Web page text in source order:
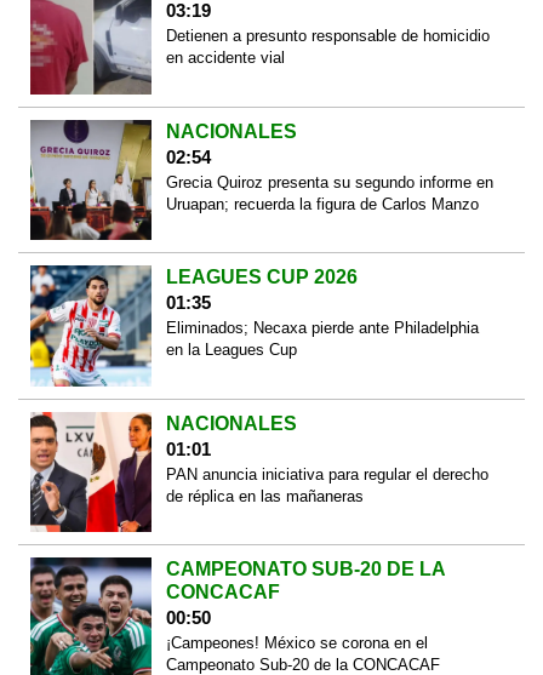
03:19
Detienen a presunto responsable de homicidio
en accidente vial
NACIONALES
02:54
Grecia Quiroz presenta su segundo informe en
Uruapan; recuerda la figura de Carlos Manzo
LEAGUES CUP 2026
01:35
Eliminados; Necaxa pierde ante Philadelphia
en la Leagues Cup
NACIONALES
01:01
PAN anuncia iniciativa para regular el derecho
de réplica en las mañaneras
CAMPEONATO SUB-20 DE LA
CONCACAF
00:50
¡Campeones! México se corona en el
Campeonato Sub-20 de la CONCACAF